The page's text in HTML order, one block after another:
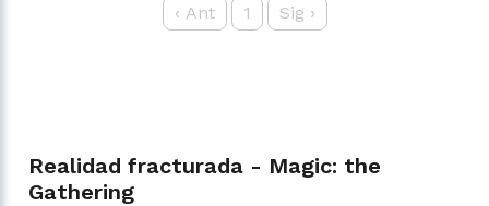
‹ Ant 1 Sig ›
Realidad fracturada - Magic: the
Gathering